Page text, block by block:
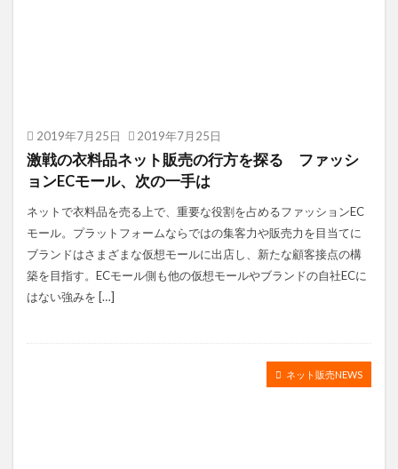
2019年7月25日 2019年7月25日
激戦の衣料品ネット販売の行方を探る ファッシ
ョンECモール、次の一手は
ネットで衣料品を売る上で、重要な役割を占めるファッションEC
モール。プラットフォームならではの集客力や販売力を目当てに
ブランドはさまざまな仮想モールに出店し、新たな顧客接点の構
築を目指す。ECモール側も他の仮想モールやブランドの自社ECに
はない強みを […]
ネット販売NEWS